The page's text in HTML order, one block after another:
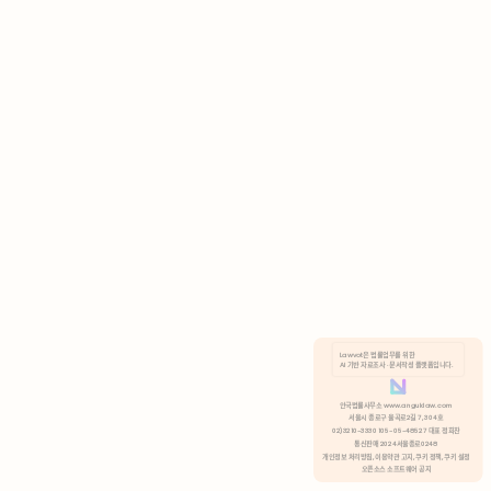
분석 쿠키 허용
Lawvot은 법률업무를 위한
AI 기반 자료조사 · 문서작성 플랫폼입니다.
안국법률사무소 www.anguklaw.com
서울시 종로구 율곡로2길 7, 304호
02)3210-3330 105-05-48527 대표 정희찬
통신판매 2024서울종로0248
개인정보 처리방침, 이용약관 고지, 쿠키 정책, 쿠키 설정
오픈소스 소프트웨어 공지